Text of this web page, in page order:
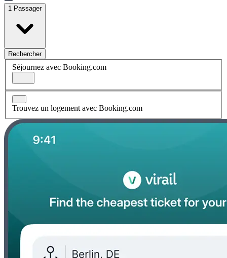
1 Passager
Rechercher
Séjournez avec Booking.com
Trouvez un logement avec Booking.com